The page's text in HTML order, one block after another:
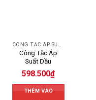
Công Tắc Áp
Suất Dầu
598.500₫
THÊM VÀO